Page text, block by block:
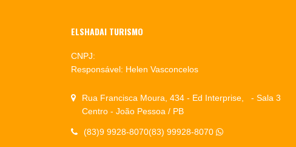
ELSHADAI TURISMO
CNPJ:
Responsável: Helen Vasconcelos
Rua Francisca Moura, 434 - Ed Interprise, - Sala 3
Centro - João Pessoa / PB
(83)9 9928-8070(83) 99928-8070